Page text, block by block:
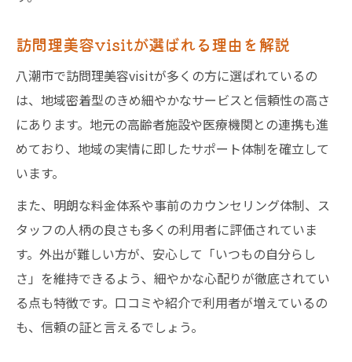
訪問理美容visitが選ばれる理由を解説
八潮市で訪問理美容visitが多くの方に選ばれているの
は、地域密着型のきめ細やかなサービスと信頼性の高さ
にあります。地元の高齢者施設や医療機関との連携も進
めており、地域の実情に即したサポート体制を確立して
います。
また、明朗な料金体系や事前のカウンセリング体制、ス
タッフの人柄の良さも多くの利用者に評価されていま
す。外出が難しい方が、安心して「いつもの自分らし
さ」を維持できるよう、細やかな心配りが徹底されてい
る点も特徴です。口コミや紹介で利用者が増えているの
も、信頼の証と言えるでしょう。